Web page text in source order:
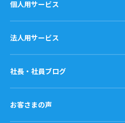
個人用サービス
法人用サービス
社長・社員ブログ
お客さまの声